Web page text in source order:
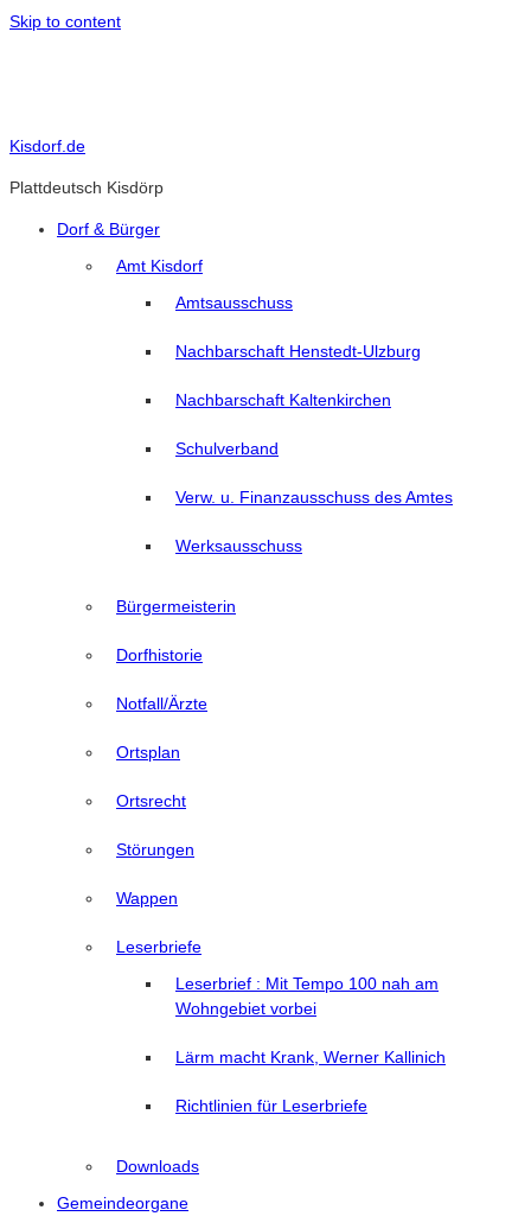
Skip to content
Kisdorf.de
Plattdeutsch Kisdörp
Dorf & Bürger
Amt Kisdorf
Amtsausschuss
Nachbarschaft Henstedt-Ulzburg
Nachbarschaft Kaltenkirchen
Schulverband
Verw. u. Finanzausschuss des Amtes
Werksausschuss
Bürgermeisterin
Dorfhistorie
Notfall/Ärzte
Ortsplan
Ortsrecht
Störungen
Wappen
Leserbriefe
Leserbrief : Mit Tempo 100 nah am
Wohngebiet vorbei
Lärm macht Krank, Werner Kallinich
Richtlinien für Leserbriefe
Downloads
Gemeindeorgane